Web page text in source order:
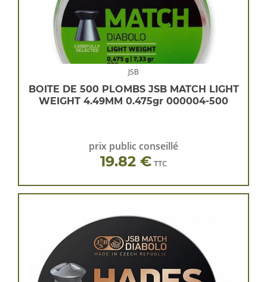
JSB
BOITE DE 500 PLOMBS JSB MATCH LIGHT
WEIGHT 4.49MM 0.475gr 000004-500
prix public conseillé
19.82 € TTC